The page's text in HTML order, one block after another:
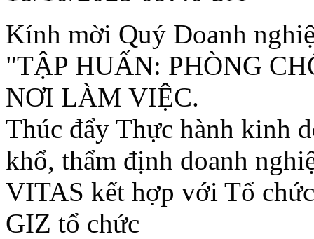
Kính mời Quý Doanh
"TẬP HUẤN: PHÒNG
NƠI LÀM VIỆC.
Thúc đẩy Thực hành kinh
khổ, thẩm định doanh
VITAS kết hợp với Tổ
GIZ tổ chức